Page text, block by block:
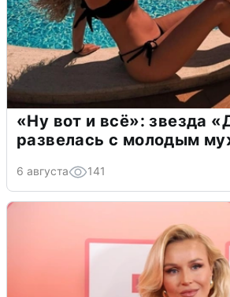
«Ну вот и всё»: звезда
развелась с молодым
6 августа 141